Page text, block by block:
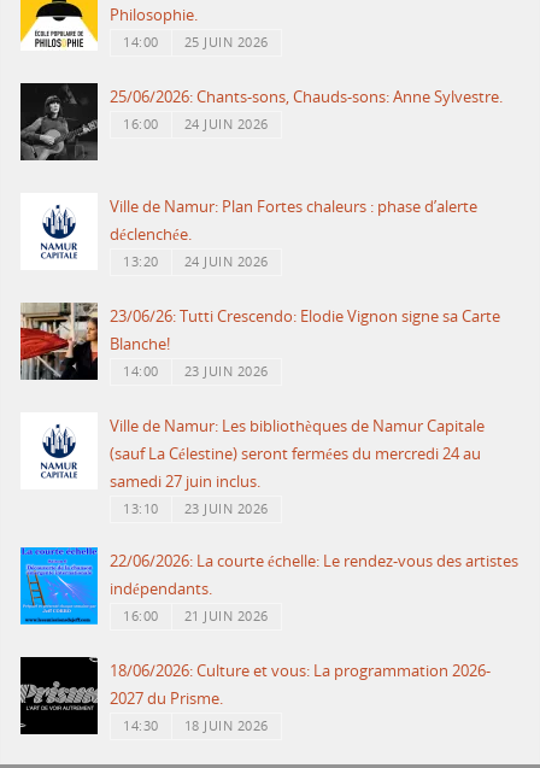
Philosophie.
14:00 25 JUIN 2026
25/06/2026: Chants-sons, Chauds-sons: Anne Sylvestre.
16:00 24 JUIN 2026
Ville de Namur: Plan Fortes chaleurs : phase d’alerte
déclenchée.
13:20 24 JUIN 2026
23/06/26: Tutti Crescendo: Elodie Vignon signe sa Carte
Blanche!
14:00 23 JUIN 2026
Ville de Namur: Les bibliothèques de Namur Capitale
(sauf La Célestine) seront fermées du mercredi 24 au
samedi 27 juin inclus.
13:10 23 JUIN 2026
22/06/2026: La courte échelle: Le rendez-vous des artistes
indépendants.
16:00 21 JUIN 2026
18/06/2026: Culture et vous: La programmation 2026-
2027 du Prisme.
14:30 18 JUIN 2026